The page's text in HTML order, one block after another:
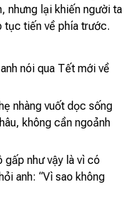
nhưng lại khiến người ta
tục tiến về phía trước.
nói qua Tết mới về
nhàng vuốt dọc sống
không cần ngoảnh
gấp như vậy là vì có
anh: “Vì sao không